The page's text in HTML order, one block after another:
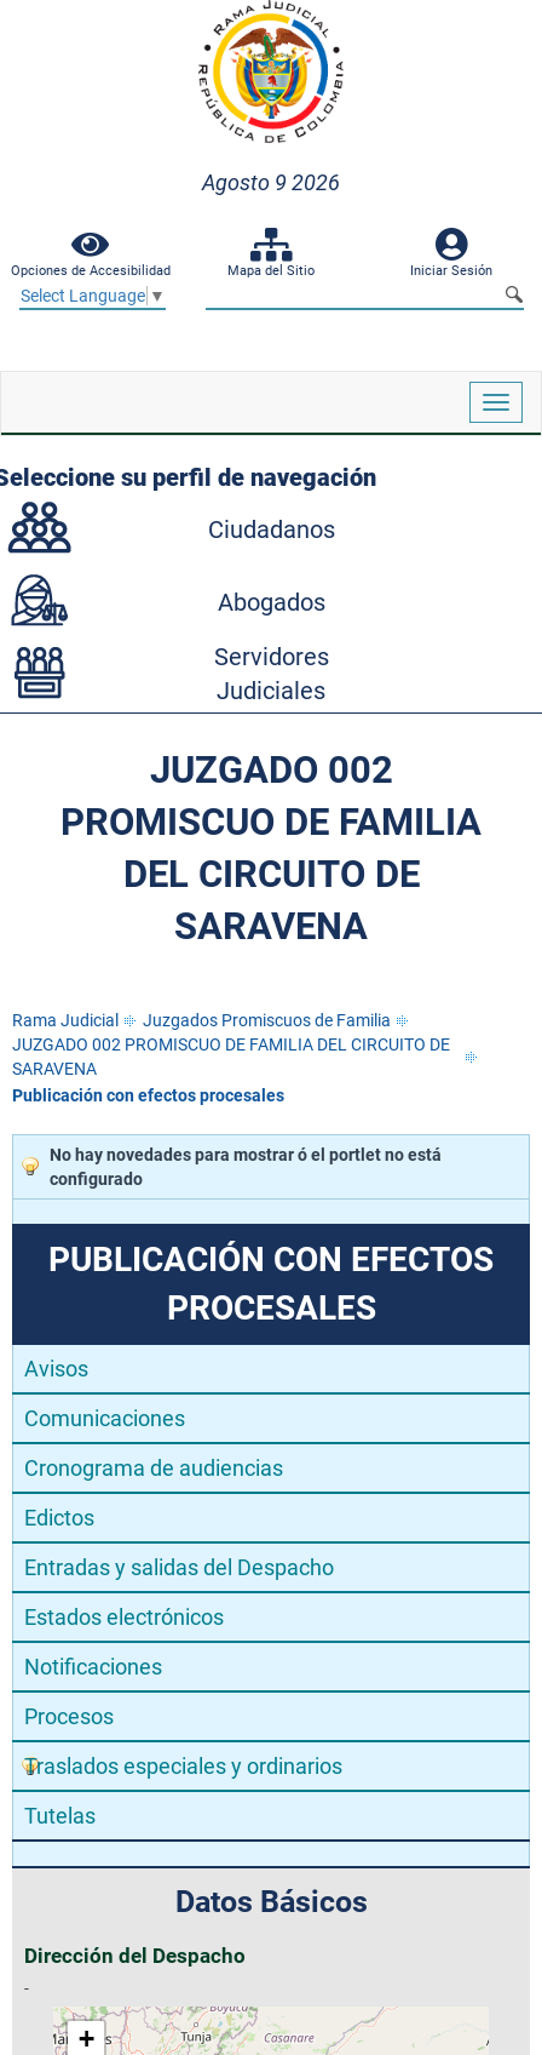
Agosto 9 2026
Opciones de Accesibilidad Mapa del Sitio Iniciar Sesión
Select Language ▼
su perfil de navegación
Ciudadanos
Abogados
Servidores
Judiciales
JUZGADO 002
PROMISCUO DE FAMILIA
DEL CIRCUITO DE
SARAVENA
Rama Judicial
Juzgados Promiscuos de Familia
JUZGADO 002 PROMISCUO DE FAMILIA DEL CIRCUITO DE
SARAVENA
Publicación con efectos procesales
No hay novedades para mostrar ó el portlet no está
configurado
PUBLICACIÓN CON EFECTOS
PROCESALES
Avisos
Comunicaciones
Cronograma de audiencias
Edictos
Entradas y salidas del Despacho
Estados electrónicos
Notificaciones
Procesos
Traslados especiales y ordinarios
Tutelas
Datos Básicos
Dirección del Despacho
-
+